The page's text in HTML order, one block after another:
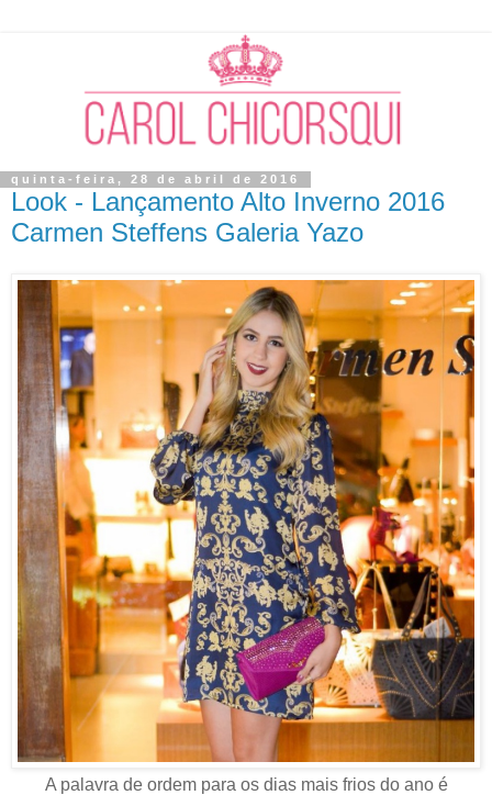
quinta-feira, 28 de abril de 2016
Look - Lançamento Alto Inverno 2016
Carmen Steffens Galeria Yazo
A palavra de ordem para os dias mais frios do ano é